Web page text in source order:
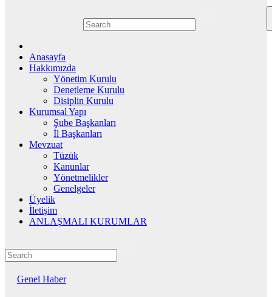
Anasayfa
Hakkımızda
Yönetim Kurulu
Denetleme Kurulu
Disiplin Kurulu
Kurumsal Yapı
Şube Başkanları
İl Başkanları
Mevzuat
Tüzük
Kanunlar
Yönetmelikler
Genelgeler
Üyelik
İletişim
ANLAŞMALI KURUMLAR
Genel Haber